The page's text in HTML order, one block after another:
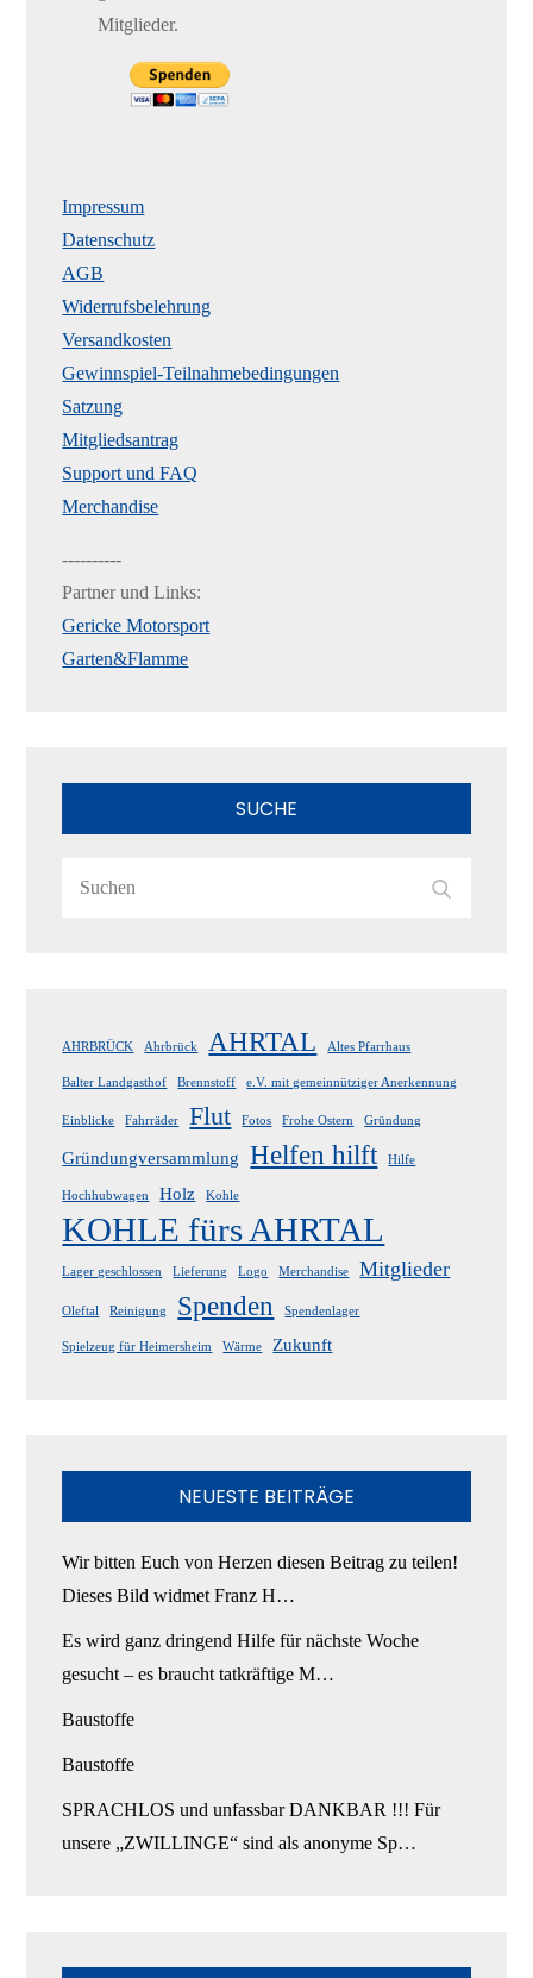
Mitglieder.
Impressum
Datenschutz
AGB
Widerrufsbelehrung
Versandkosten
Gewinnspiel-Teilnahmebedingungen
Satzung
Mitgliedsantrag
Support und FAQ
Merchandise
----------
Partner und Links:
Gericke Motorsport
Garten&Flamme
SUCHE
AHRBRÜCK Ahrbrück AHRTAL Altes Pfarrhaus
Balter Landgasthof Brennstoff e.V. mit gemeinnütziger Anerkennung
Einblicke Fahrräder Flut Fotos Frohe Ostern Gründung
Gründungversammlung Helfen hilft Hilfe
Hochhubwagen Holz Kohle
KOHLE fürs AHRTAL
Lager geschlossen Lieferung Logo Merchandise Mitglieder
Oleftal Reinigung Spenden Spendenlager
Spielzeug für Heimersheim Wärme Zukunft
NEUESTE BEITRÄGE
Wir bitten Euch von Herzen diesen Beitrag zu teilen!
Dieses Bild widmet Franz H…
Es wird ganz dringend Hilfe für nächste Woche
gesucht – es braucht tatkräftige M…
Baustoffe
Baustoffe
SPRACHLOS und unfassbar DANKBAR !!! Für
unsere „ZWILLINGE“ sind als anonyme Sp…